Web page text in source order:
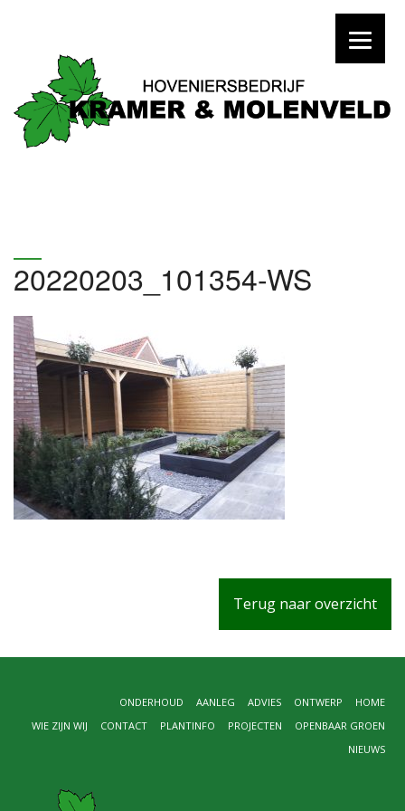
20220203_101354-WS
Terug naar overzicht
HOME
ONTWERP
ADVIES
AANLEG
ONDERHOUD
OPENBAAR GROEN
PROJECTEN
PLANTINFO
CONTACT
WIE ZIJN WIJ
NIEUWS